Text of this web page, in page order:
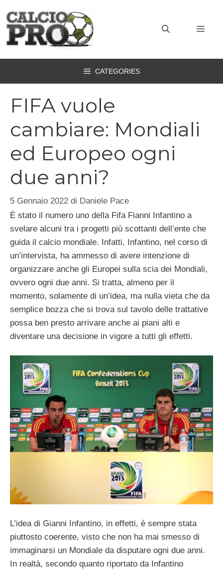
contenuto
CATEGORIES
FIFA vuole
cambiare: Mondiali
ed Europeo ogni
due anni?
5 Gennaio 2022 di Daniele Pace
È stato il numero uno della Fifa Fianni Infantino a
svelare alcuni tra i progetti più scottanti dell’ente che
guida il calcio mondiale. Infatti, Infantino, nel corso di
un’intervista, ha ammesso di avere intenzione di
organizzare anche gli Europei sulla scia dei Mondiali,
ovvero ogni due anni. Si tratta, almeno per il
momento, solamente di un’idea, ma nulla vieta che da
semplice bozza che si trova sul tavolo delle trattative
possa ben presto arrivare anche ai piani alti e
diventare una decisione in vigore a tutti gli effetti.
L’idea di Gianni Infantino, in effetti, è sempre stata
piuttosto coerente, visto che non ha mai smesso di
immaginarsi un Mondiale da disputare ogni due anni.
In realtà, secondo quanto riportato da Infantino